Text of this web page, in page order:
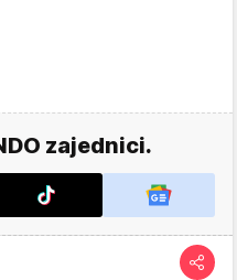
zajednici.